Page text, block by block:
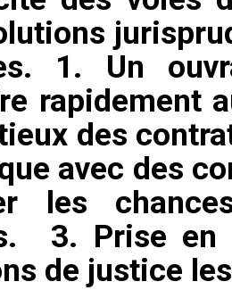
1. Un
rapidement
des
avec des
les
3. Prise en
de justice